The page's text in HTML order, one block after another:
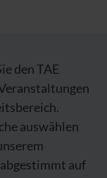
den TAE
auswählen
auf